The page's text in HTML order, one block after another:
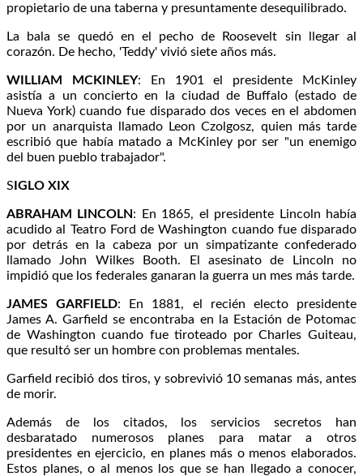
propietario de una taberna y presuntamente desequilibrado.
La bala se quedó en el pecho de Roosevelt sin llegar al
corazón. De hecho, 'Teddy' vivió siete años más.
WILLIAM MCKINLEY: En 1901 el presidente McKinley
asistía a un concierto en la ciudad de Buffalo (estado de
Nueva York) cuando fue disparado dos veces en el abdomen
por un anarquista llamado Leon Czolgosz, quien más tarde
escribió que había matado a McKinley por ser "un enemigo
del buen pueblo trabajador".
S IGLO XIX
ABRAHAM LINCOLN: En 1865, el presidente Lincoln había
acudido al Teatro Ford de Washington cuando fue disparado
por detrás en la cabeza por un simpatizante confederado
llamado John Wilkes Booth. El asesinato de Lincoln no
impidió que los federales ganaran la guerra un mes más tarde.
JAMES GARFIELD: En 1881, el recién electo presidente
James A. Garfield se encontraba en la Estación de Potomac
de Washington cuando fue tiroteado por Charles Guiteau,
que resultó ser un hombre con problemas mentales.
Garfield recibió dos tiros, y sobrevivió 10 semanas más, antes
de morir.
Además de los citados, los servicios secretos han
desbaratado numerosos planes para matar a otros
presidentes en ejercicio, en planes más o menos elaborados.
Estos planes, o al menos los que se han llegado a conocer,